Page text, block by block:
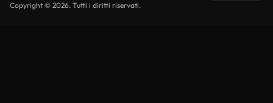
Copyright © 2026. Tutti i diritti riservati.